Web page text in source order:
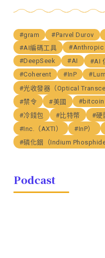
#gram #Parvel Durov
#AI編碼工具
#Anthropic
#DeepSeek
#AI #AI
#Coherent
#InP
#光收發器（Optical
#禁令
#美國 #bitcoin
#冷錢包
#比特幣 #硬
#Inc.（AXTI）
#InP）
#磷化銦（Indium
Podcast